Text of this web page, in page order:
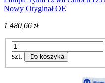
Nowy Oryginał OE
1 480,66 zł
szt. Do koszyka